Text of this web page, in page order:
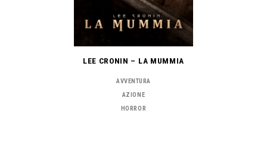
LEE CRONIN – LA MUMMIA
AVVENTURA
AZIONE
HORROR